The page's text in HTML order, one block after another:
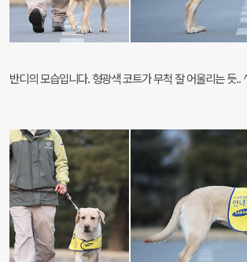
반디의 모습입니다. 형광색 코트가 무척 잘 어울리는 듯..